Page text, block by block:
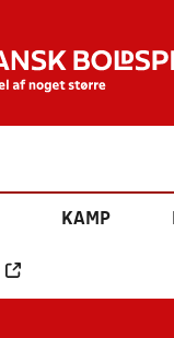
KAMP